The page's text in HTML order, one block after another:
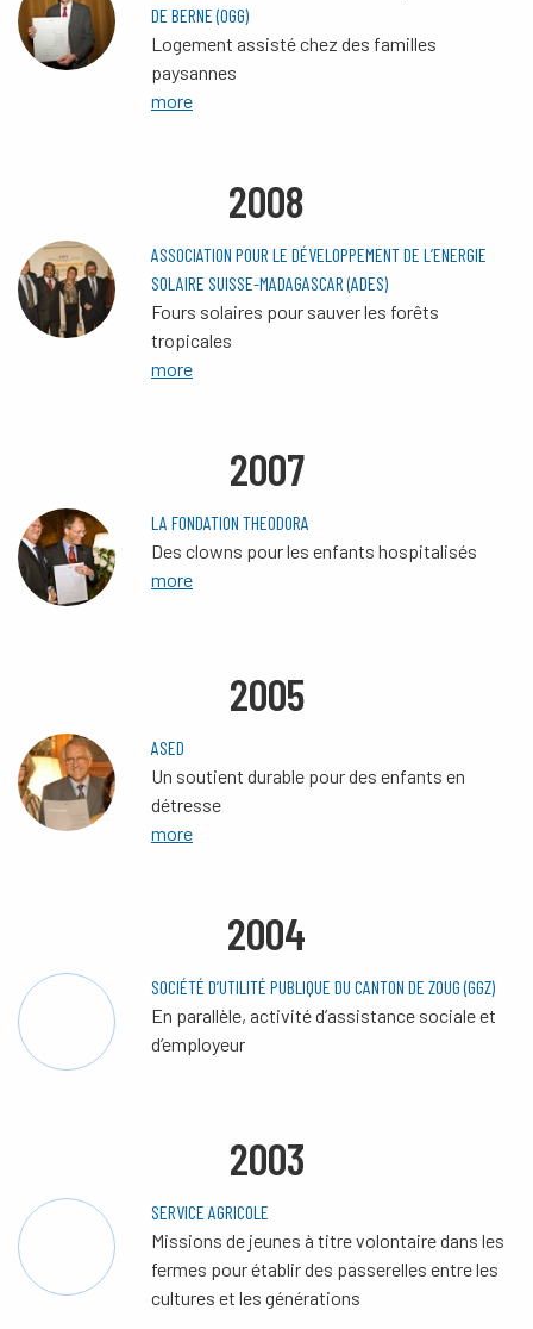
DE BERNE (OGG)
Logement assisté chez des familles
paysannes
more
2008
ASSOCIATION POUR LE DÉVELOPPEMENT DE L’ENERGIE
SOLAIRE SUISSE-MADAGASCAR (ADES)
Fours solaires pour sauver les forêts
tropicales
more
2007
LA FONDATION THEODORA
Des clowns pour les enfants hospitalisés
more
2005
ASED
Un soutient durable pour des enfants en
détresse
more
2004
SOCIÉTÉ D’UTILITÉ PUBLIQUE DU CANTON DE ZOUG (GGZ)
En parallèle, activité d’assistance sociale et
d’employeur
2003
SERVICE AGRICOLE
Missions de jeunes à titre volontaire dans les
fermes pour établir des passerelles entre les
cultures et les générations